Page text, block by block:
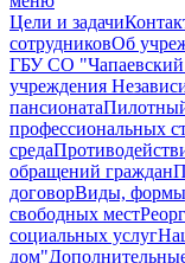
Цели и задачи
сотрудниковОб
ГБУ СО "Чапаевский
учреждения
пансионата
профессиональных
среда
обращений граждан
договорВиды,
свободных мест
социальных услуг
дом"